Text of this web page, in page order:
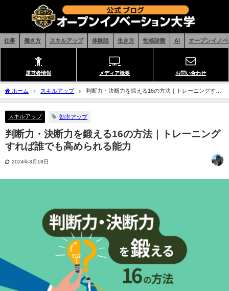
仕事 働き方 スキルアップ 体験談 生き方 性格診断 AI オープンイノ
運営者情報 メディア概要 お問い合わせ
ホーム スキルアップ
判断力・決断力を鍛える16の方法｜トレーニングすれ
ば誰でも高められる能力
スキルアップ 効率アップ
判断力・決断力を鍛える16の方法｜トレーニング
すれば誰でも高められる能力
2024年3月18日